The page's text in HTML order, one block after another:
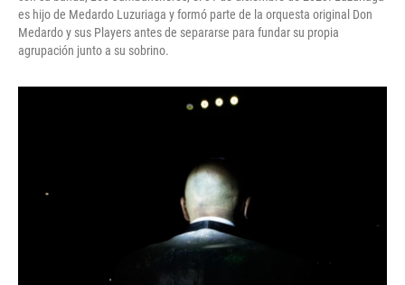
es hijo de Medardo Luzuriaga y formó parte de la orquesta original Don
Medardo y sus Players antes de separarse para fundar su propia
agrupación junto a su sobrino.